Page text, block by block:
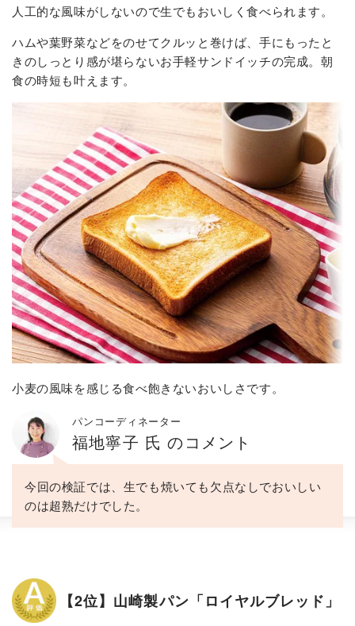
人工的な風味がしないので生でもおいしく食べられます。
ハムや葉野菜などをのせてクルッと巻けば、手にもったと
きのしっとり感が堪らないお手軽サンドイッチの完成。朝
食の時短も叶えます。
小麦の風味を感じる食べ飽きないおいしさです。
パンコーディネーター
福地寧子 氏 のコメント
今回の検証では、生でも焼いても欠点なしでおいしい
のは超熟だけでした。
【2位】山崎製パン「ロイヤルブレッド」